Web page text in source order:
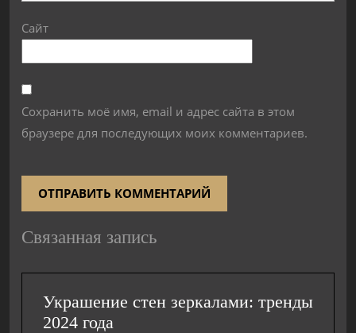
Сайт
Сохранить моё имя, email и адрес сайта в этом
браузере для последующих моих комментариев.
Связанная запись
Украшение стен зеркалами: тренды
2024 года